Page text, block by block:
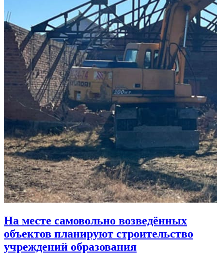
На месте самовольно возведённых
объектов планируют строительство
учреждений образования